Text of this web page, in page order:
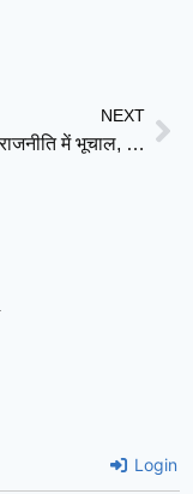
NEXT
ब्रिटेन की राजनीति में भूचाल, स्वास्थ्य मंत्री Wes Streeting ने दिया इस्तीफा; PM Keir Starmer की कुर्सी पर संकट गहराया
Login